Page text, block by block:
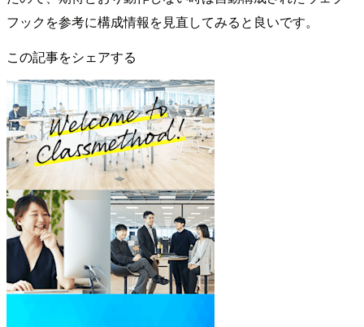
フックを参考に構成情報を見直してみると良いです。
この記事をシェアする